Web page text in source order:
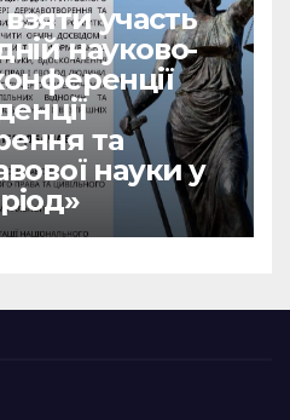
участь
науково-
та
науки у